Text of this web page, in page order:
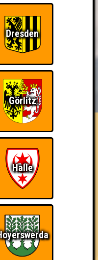
UNS
Opfer
(zum zweiten Platz)
~
Dresden
Görlitz
Halle